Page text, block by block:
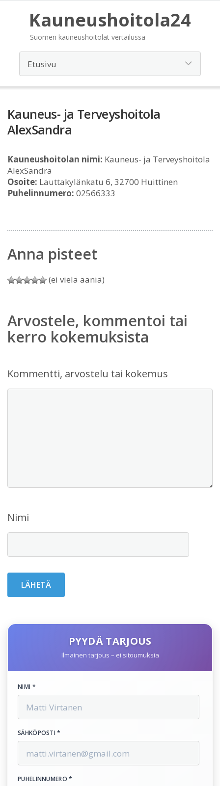
Kauneushoitola24
Suomen kauneushoitolat vertailussa
Kauneus- ja Terveyshoitola
AlexSandra
Kauneushoitolan nimi: Kauneus- ja Terveyshoitola
AlexSandra
Osoite: Lauttakylänkatu 6, 32700 Huittinen
Puhelinnumero: 02566333
Anna pisteet
(ei vielä ääniä)
Arvostele, kommentoi tai
kerro kokemuksista
Kommentti, arvostelu tai kokemus
Nimi
PYYDÄ TARJOUS
Ilmainen tarjous – ei sitoumuksia
NIMI *
SÄHKÖPOSTI *
PUHELINNUMERO *